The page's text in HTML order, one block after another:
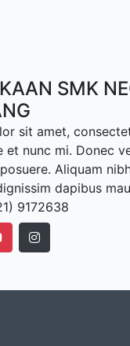
SMK
sit amet,
et nunc mi. Donec
Aliquam
dapibus
9172638